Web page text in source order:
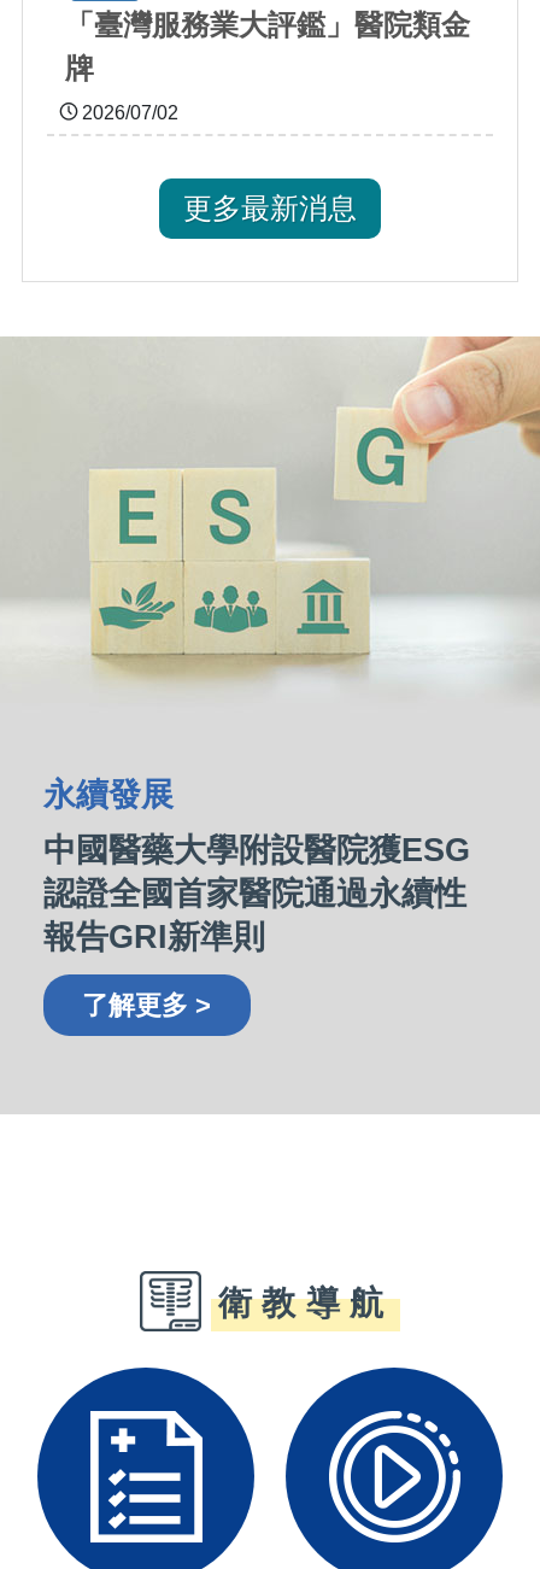
「臺灣服務業大評鑑」醫院類金
牌
2026/07/02
更多最新消息
永續發展
中國醫藥大學附設醫院獲ESG
認證全國首家醫院通過永續性
報告GRI新準則
了解更多 >
衛教導航